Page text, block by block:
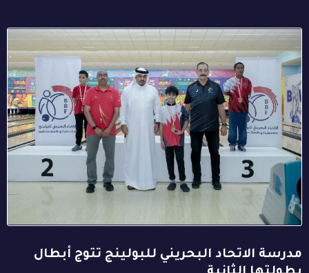
مدرسة الاتحاد البحريني للبولينج تتوج أبطال